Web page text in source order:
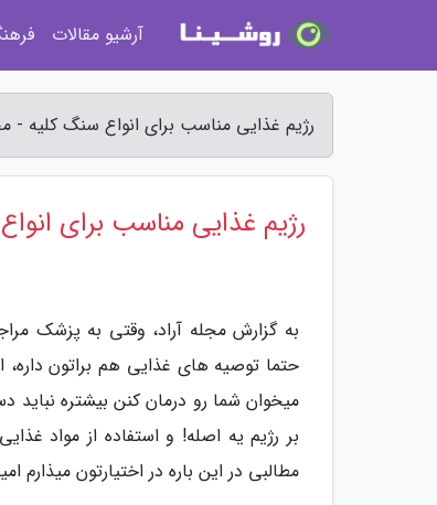
رژیم غذایی مناسب برای انواع سنگ کلیه -
رژیم غذایی مناسب برای
به گزارش مجله آراد، وقتی به پزشک
حتما توصیه­ های غذایی هم براتون
میخوان شما رو درمان کنن بیشتره
بر رژیم یه اصله! و استفاده از مواد
مطالبی در این باره در اختیارتون میذارم
آرشیو مقالات